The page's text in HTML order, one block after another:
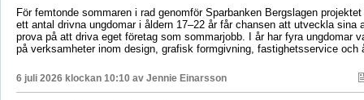
För femtonde sommaren i rad genomför Sparbanken Bergslagen
ett antal drivna ungdomar i åldern 17–22 år får chansen att utveckla sina
prova på att driva eget företag som sommarjobb. I år har fyra ungdomar
på verksamheter inom design, grafisk formgivning, fastighetsservice och
6 juli 2026 klockan 10:10 av Jennie Einarsson